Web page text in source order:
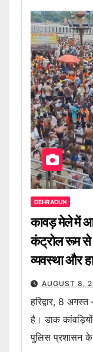
DEHRADUN
कावड़ मेले में
कंट्रोल रूम से
व्यवस्था और
AUGUST 8,
हरिद्वार, 8
है। डाक
पुलिस प्रशासन के